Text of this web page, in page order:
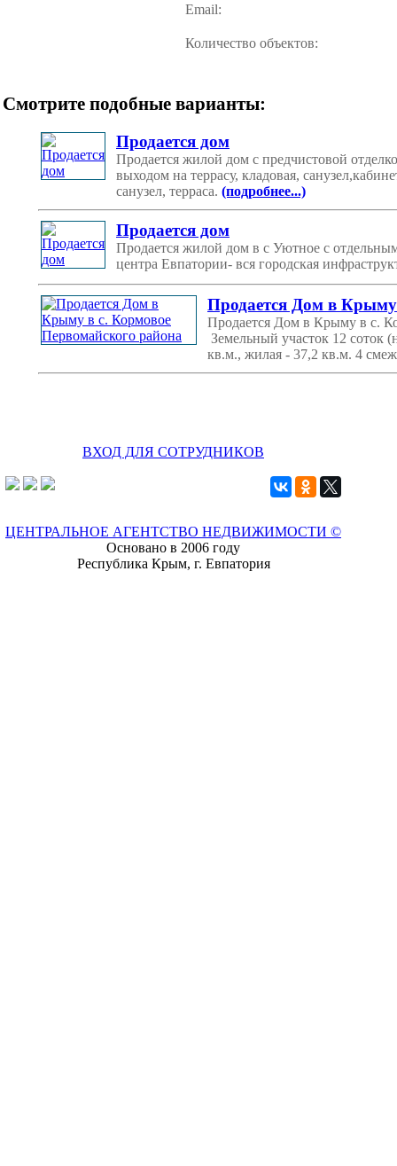
Email:
Количество объектов:
Смотрите подобные варианты:
Продается дом
Продается жилой дом с предчистовой
выходом на террасу, кладовая,
санузел, терраса. (подробнее...)
Продается дом
Продается жилой дом в с Уютное с
центра Евпатории- вся городская
Продается Дом в
Продается Дом в Крыму в с.
Земельный участок 12 соток
кв.м., жилая - 37,2 кв.м. 4
ВХОД ДЛЯ СОТРУДНИКОВ
ЦЕНТРАЛЬНОЕ АГЕНТСТВО НЕДВИЖИМОСТИ ©
Основано в 2006 году
Республика Крым, г. Евпатория